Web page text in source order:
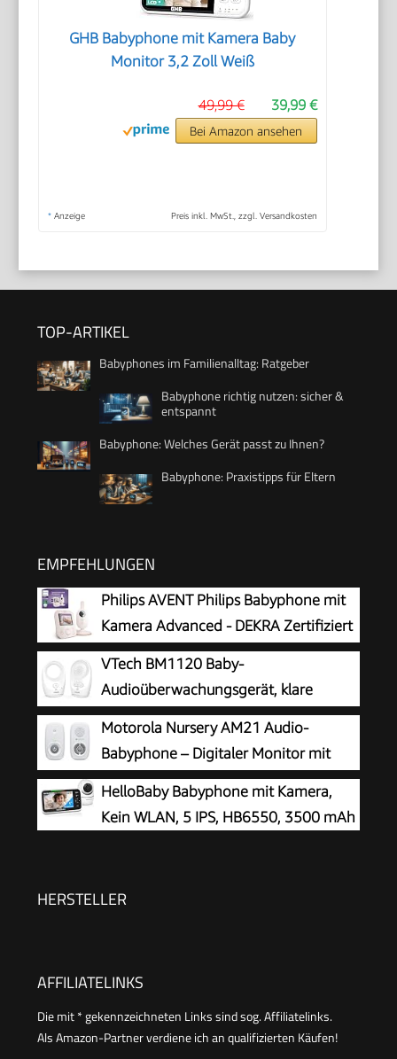
GHB Babyphone mit Kamera Baby
Monitor 3,2 Zoll Weiß
39,99 €
49,99 €
Bei Amazon ansehen
* Anzeige Preis inkl. MwSt., zzgl. Versandkosten
TOP-ARTIKEL
Babyphones im Familienalltag: Ratgeber
Babyphone richtig nutzen: sicher &
entspannt
Babyphone: Welches Gerät passt zu Ihnen?
Babyphone: Praxistipps für Eltern
EMPFEHLUNGEN
Philips AVENT Philips Babyphone mit
Kamera Advanced - DEKRA Zertifiziert
privat und sicher - 2.8 Display, x2
Zoom, Infrarot-Nachtsicht, Schlafliedern (Model
SCD881/26)
VTech BM1120 Baby-
Audioüberwachungsgerät, klare
Tonübertragung und Sicherheit, Lange
Reichweite, 5-stufige LED-Lautstärkeanzeige,
Gürtelclip, wiederaufladbare Batterien
Motorola Nursery AM21 Audio-
Babyphone – Digitaler Monitor mit
DECT-Technologie zur
Audioüberwachung – große Reichweite –
hochempfindliches Mikrofon – Weiß
HelloBaby Babyphone mit Kamera,
Kein WLAN, 5 IPS, HB6550, 3500 mAh
HERSTELLER
AFFILIATELINKS
Die mit * gekennzeichneten Links sind sog. Affiliatelinks.
Als Amazon-Partner verdiene ich an qualifizierten Käufen!